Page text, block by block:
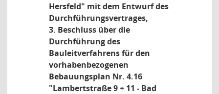
Hersfeld" mit dem Entwurf des
Durchführungsvertrages,
3. Beschluss über die
Durchführung des
Bauleitverfahrens für den
vorhabenbezogenen
Bebauungsplan Nr. 4.16
"Lambertstraße 9 + 11 - Bad